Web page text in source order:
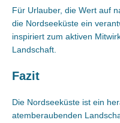
Für Urlauber, die Wert auf
die Nordseeküste ein
inspiriert zum aktiven
Landschaft.
Fazit
Die Nordseeküste ist ein
atemberaubenden